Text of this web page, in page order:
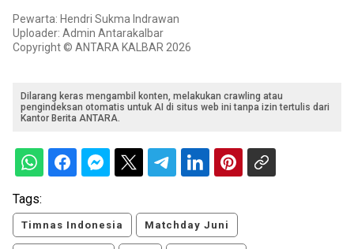
Pewarta: Hendri Sukma Indrawan
Uploader: Admin Antarakalbar
Copyright © ANTARA KALBAR 2026
Dilarang keras mengambil konten, melakukan crawling atau
pengindeksan otomatis untuk AI di situs web ini tanpa izin tertulis dari
Kantor Berita ANTARA.
Tags:
Timnas Indonesia Matchday Juni